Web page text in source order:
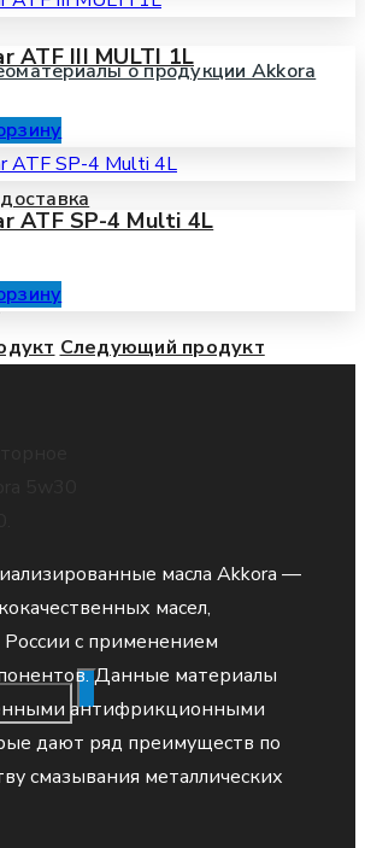
о продукции Akkora
ATF III MULTI 1L
ATF SP-4 Multi 4L
Следующий продукт
масла Akkora —
масел,
с применением
Данные материалы
антифрикционными
дают ряд преимуществ по
смазывания металлических